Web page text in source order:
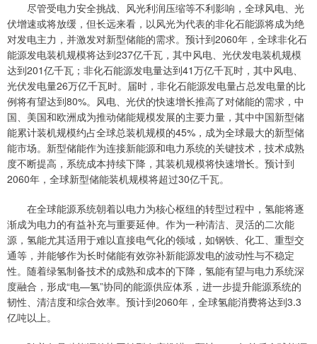
尽管受电力安全挑战、风光利润压缩等不利影响，全球风电、光
伏增速或将放缓，但长远来看，以风光为代表的非化石能源将成为绝
对发电主力，并激发对新型储能的需求。预计到2060年，全球非化石
能源发电装机规模将达到237亿千瓦，其中风电、光伏发电装机规模
达到201亿千瓦；非化石能源发电量达到41万亿千瓦时，其中风电、
光伏发电量26万亿千瓦时。届时，非化石能源发电量占总发电量的比
例将有望达到80%。风电、光伏的快速增长推高了对储能的需求，中
国、美国和欧洲成为推动储能规模发展的主要力量，其中中国新型储
能累计装机规模约占全球总装机规模的45%，成为全球最大的新型储
能市场。新型储能作为连接新能源和电力系统的关键技术，技术成熟
度不断提高，系统成本持续下降，其装机规模将快速增长。预计到
2060年，全球新型储能装机规模将超过30亿千瓦。
在全球能源系统朝着以电力为核心枢纽的转型过程中，氢能将逐
渐成为电力的有益补充与重要延伸。作为一种清洁、灵活的二次能
源，氢能尤其适用于难以直接电气化的领域，如钢铁、化工、重型交
通等，并能够作为长时储能有效弥补新能源发电的波动性与不稳定
性。随着绿氢制备技术的成熟和成本的下降，氢能有望与电力系统深
度融合，形成“电—氢”协同的能源供应体系，进一步提升能源系统的
韧性、清洁度和综合效率。预计到2060年，全球氢能消费将达到3.3
亿吨以上。